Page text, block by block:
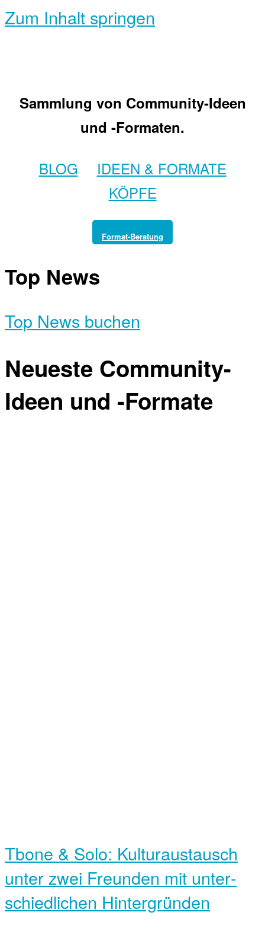
Zum Inhalt springen
Sammlung von Community-Ideen
und -Formaten.
BLOG
IDEEN & FORMATE
KÖPFE
Format-Beratung
Top News
Top News buchen
Neueste Community-
Ideen und -Formate
Tbone & Solo: Kultur­austausch
unter zwei Freunden mit unter­
schiedlichen Hinter­gründen